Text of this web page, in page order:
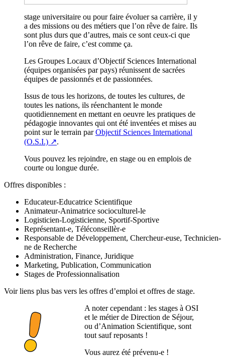
stage universitaire ou pour faire évoluer sa carrière, il y
a des missions ou des métiers que l’on rêve de faire. Ils
sont plus durs que d’autres, mais ce sont ceux-ci que
l’on rêve de faire, c’est comme ça.
Les Groupes Locaux d’Objectif Sciences International
(équipes organisées par pays) réunissent de sacrées
équipes de passionnés et de passionnées.
Issus de tous les horizons, de toutes les cultures, de
toutes les nations, ils réenchantent le monde
quotidiennement en mettant en oeuvre les pratiques de
pédagogie innovantes qui ont été inventées et mises au
point sur le terrain parObjectif Sciences International
(O.S.I.) ↗.
Vous pouvez les rejoindre, en stage ou en emplois de
courte ou longue durée.
Offres disponibles :
Educateur-Educatrice Scientifique
Animateur-Animatrice socioculturel-le
Logisticien-Logisticienne, Sportif-Sportive
Représentant-e, Téléconseillèr-e
Responsable de Développement, Chercheur-euse, Technicien-
ne de Recherche
Administration, Finance, Juridique
Marketing, Publication, Communication
Stages de Professionnalisation
Voir liens plus bas vers les offres d’emploi et offres de stage.
A noter cependant : les stages à OSI
et le métier de Direction de Séjour,
ou d’Animation Scientifique, sont
tout sauf reposants !
Vous aurez été prévenu-e !